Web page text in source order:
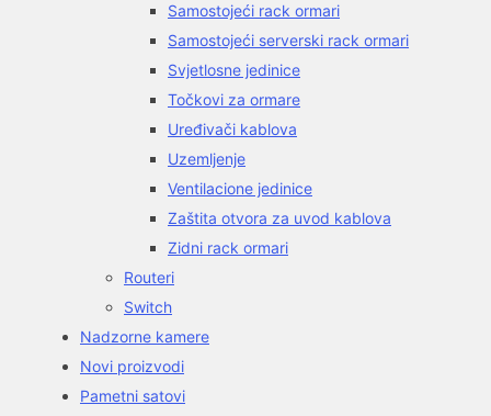
Samostojeći rack ormari
Samostojeći serverski rack ormari
Svjetlosne jedinice
Točkovi za ormare
Uređivači kablova
Uzemljenje
Ventilacione jedinice
Zaštita otvora za uvod kablova
Zidni rack ormari
Routeri
Switch
Nadzorne kamere
Novi proizvodi
Pametni satovi